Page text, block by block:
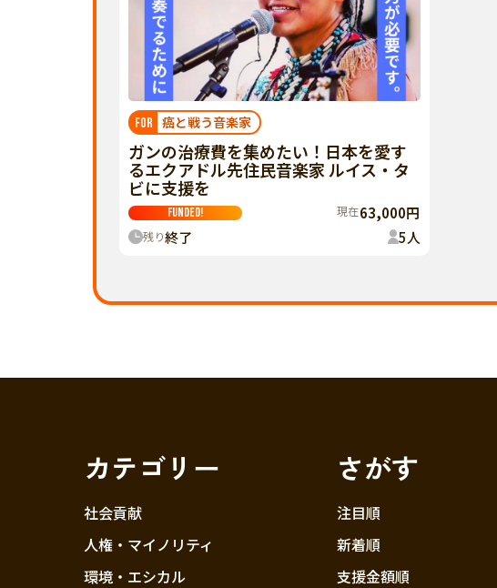
FOR 癌と戦う音楽家
ガンの治療費を集めたい！日本を愛す
るエクアドル先住民音楽家 ルイス・タ
ビに支援を
FUNDED! 現在63,000円
残り終了 5人
カテゴリー
社会貢献
人権・マイノリティ
環境・エシカル
さがす
注目順
新着順
支援金額順